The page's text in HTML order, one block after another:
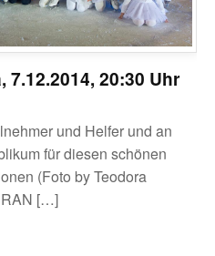
7.12.2014, 20:30 Uhr
und Helfer und an
für diesen schönen
(Foto by Teodora
[…]